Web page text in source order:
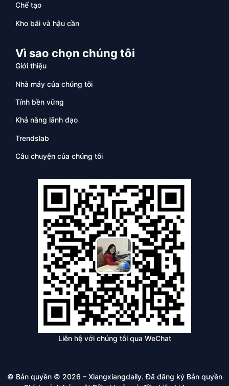
Chế tạo
Kho bãi và hậu cần
Vì sao chọn chúng tôi
Giới thiệu
Nhà máy của chúng tôi
Tính bền vững
Khả năng lãnh đạo
Trendslab
Câu chuyện của chúng tôi
Liên hệ với chúng tôi qua WeChat
© Bản quyền © 2026 – Xiangxiangdaily. Đã đăng ký Bản quyền